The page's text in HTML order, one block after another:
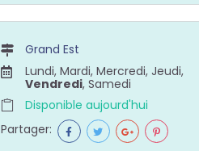
Grand Est
Lundi, Mardi, Mercredi, Jeudi,
Vendredi, Samedi
Disponible aujourd'hui
Partager: